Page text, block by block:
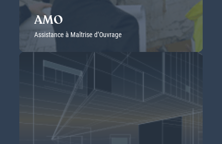
AMO
Assistance à Maîtrise d’Ouvrage
AMO
Assistance à Maîtrise d’Ouvrage
L’Assistant à Maîtrise d’Ouvrage a pour rôle d’accompagner les
Maîtres d’Ouvrage dans le suivi de leurs projets de construction
ou de réhabilitation.
DÉCOUVRIR